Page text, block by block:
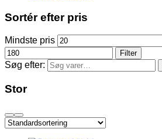
Sortér efter pris
Mindste pris
Filter
Søg efter:
Stor